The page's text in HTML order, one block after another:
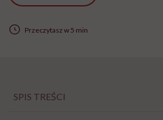
Przeczytasz w 5 min
SPIS TREŚCI